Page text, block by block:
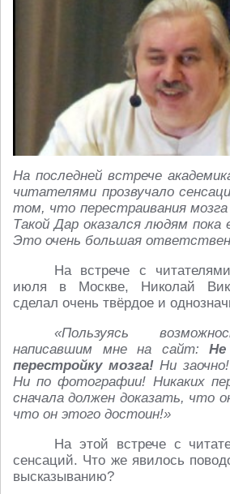
На последней встрече
читателями прозвучало
том, что перестраивания
Такой Дар оказался людям пока
Это очень большая
На встрече с
июля в Москве, Николай
сделал очень твёрдое и
«Пользуясь
написавшим мне на сайт:
перестройку мозга!Ни
Ни по фотографии! Никаких
сначала должен доказать, что
что он этого достоин!»
На этой встрече с
сенсаций. Что же явилось
высказыванию?